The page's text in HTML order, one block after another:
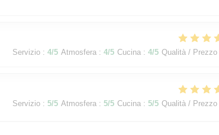
Servizio : 4/5 Atmosfera : 4/5 Cucina : 4/5 Qualità / Prezzo
Servizio : 5/5 Atmosfera : 5/5 Cucina : 5/5 Qualità / Prezzo